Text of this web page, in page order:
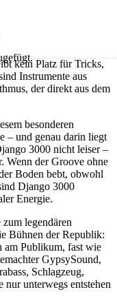
kein Platz für Tricks,
Instrumente aus
der direkt aus dem
besonderen
– und genau darin liegt
3000 nicht leiser –
Wenn der Groove ohne
Boden bebt, obwohl
Django 3000
Energie.
legendären
Bühnen der Republik:
am Publikum, fast wie
GypsySound,
Schlagzeug,
nur unterwegs entstehen